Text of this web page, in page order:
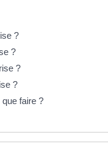
?
?
?
?
faire ?